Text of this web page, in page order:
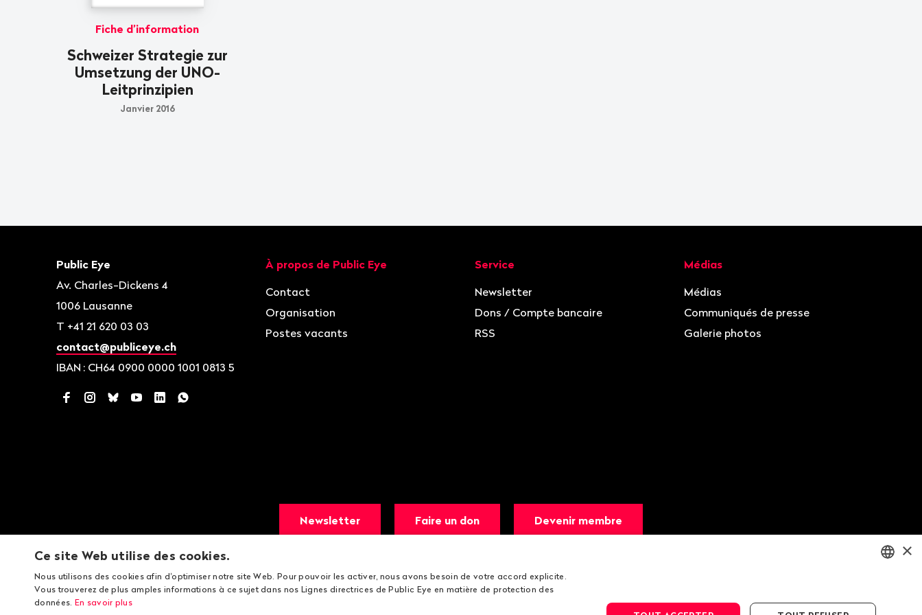
Fiche d’information
Schweizer Strategie zur
Umsetzung der UNO-
Leitprinzipien
Janvier 2016
Contact
Public Eye
Av. Charles-Dickens 4
1006 Lausanne
T +41 21 620 03 03
contact@publiceye.ch
IBAN : CH64 0900 0000 1001 0813 5
FacebookInstagram
BlueskyYouTubeLinkedInWhatsApp
Navigation
À propos de Public Eye
Contact
Organisation
Postes vacants
Service
Newsletter
Dons / Compte bancaire
RSS
Médias
Médias
Communiqués de presse
Galerie photos
Newsletter Faire un don Devenir membre
DEUTSCH
×
Ce site Web utilise des cookies.
Nous utilisons des cookies afin d'optimiser notre site Web. Pour pouvoir les activer, nous avons besoin de votre accord explicite.
Vous trouverez de plus amples informations à ce sujet dans nos Lignes directrices de Public Eye en matière de protection des
données. En savoir plus